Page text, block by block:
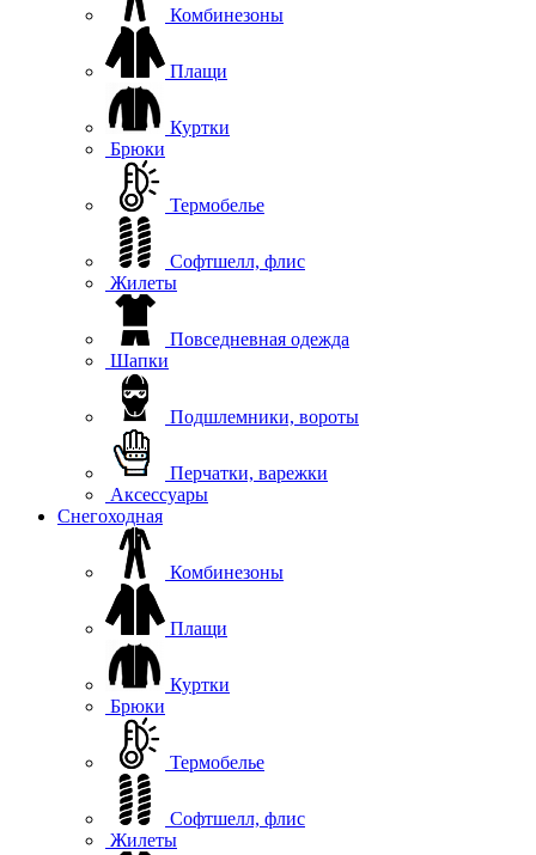
Комбинезоны
Плащи
Куртки
Брюки
Термобелье
Софтшелл, флис
Жилеты
Повседневная одежда
Шапки
Подшлемники, вороты
Перчатки, варежки
Аксессуары
Снегоходная
Комбинезоны
Плащи
Куртки
Брюки
Термобелье
Софтшелл, флис
Жилеты